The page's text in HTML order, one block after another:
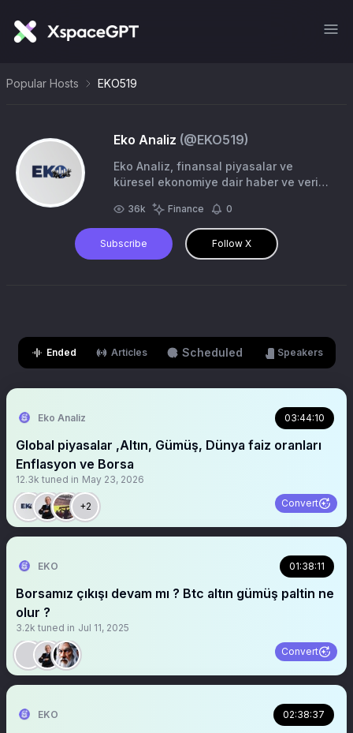
Popular Hosts EKO519
Eko Analiz (@EKO519)
Eko Analiz, finansal piyasalar ve
küresel ekonomiye dair haber ve veri
haber ve analiz merkezidir. |
info@ekoanaliz.tr
36k Finance 0
Subscribe Follow X
Ended Articles Scheduled Speakers
Eko Analiz 03:44:10
Global piyasalar ,Altın, Gümüş, Dünya faiz oranları
Enflasyon ve Borsa
12.3k tuned in May 23, 2026
+2 Convert
EKO 01:38:11
Borsamız çıkışı devam mı ? Btc altın gümüş paltin ne
olur ?
3.2k tuned in Jul 11, 2025
Convert
EKO 02:38:37